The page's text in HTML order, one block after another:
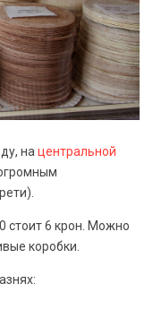
на центральной
стоит 6 крон. Можно
коробки.